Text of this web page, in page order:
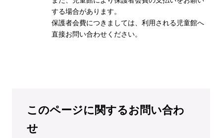
する場合があります。
保護者会費につきましては、利用される児童館へ
直接お問い合わせください。
このページに関するお問い合わ
せ